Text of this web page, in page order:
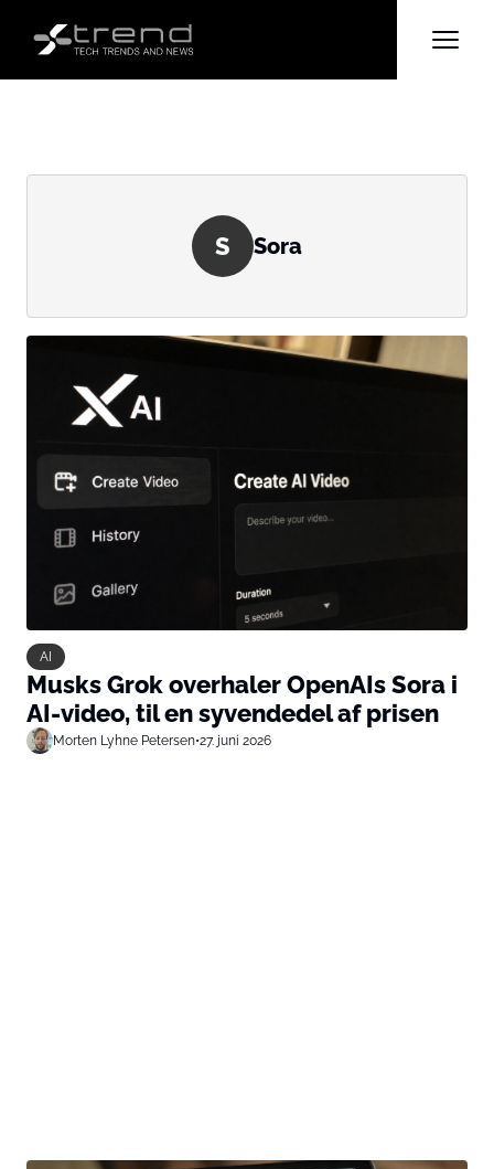
S Sora
AI
Musks Grok overhaler OpenAIs Sora i
AI-video, til en syvendedel af prisen
Morten Lyhne Petersen•27. juni 2026